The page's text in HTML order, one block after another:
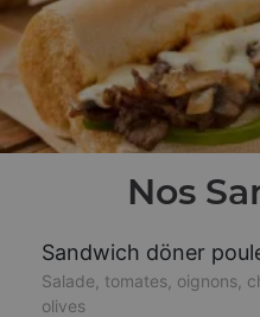
Nos
Sandwich döner
Salade, tomates, oignons,
olives